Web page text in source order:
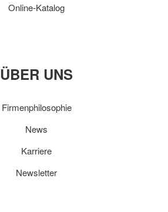
Online-Katalog
ÜBER UNS
Firmenphilosophie
News
Karriere
Newsletter